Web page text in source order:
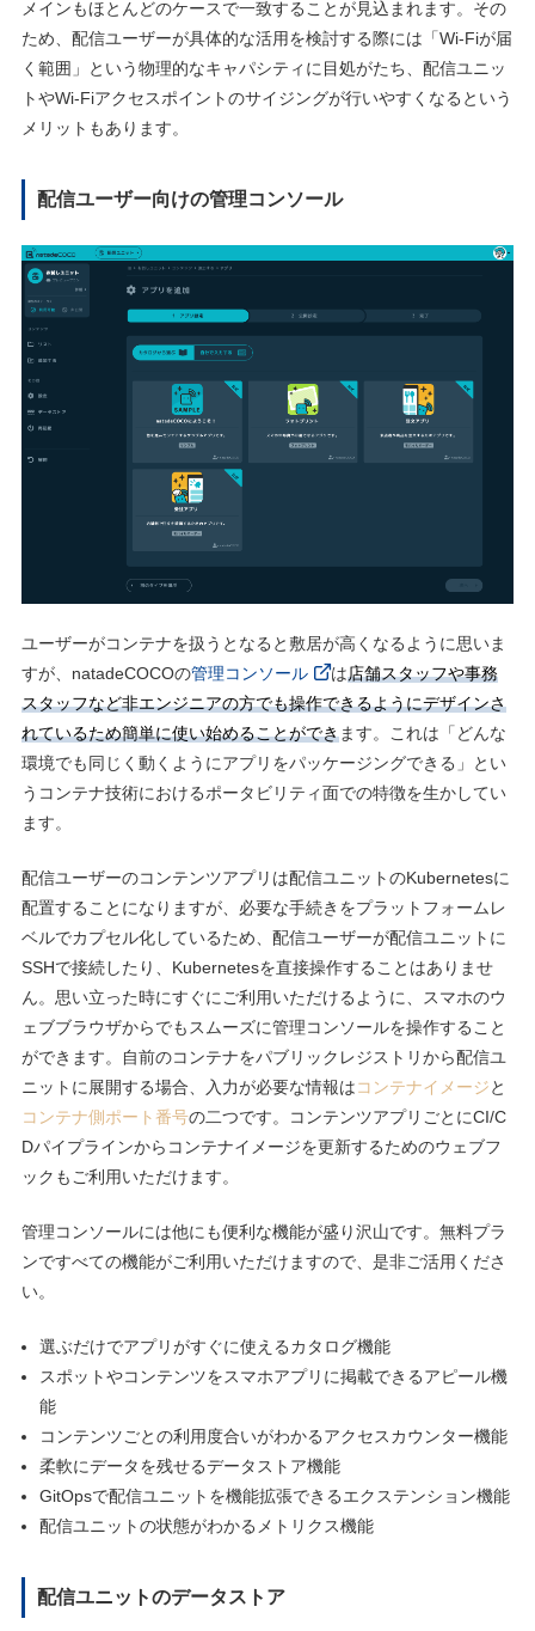
メインもほとんどのケースで⼀致することが⾒込まれます。その
ため、配信ユーザーが具体的な活⽤を検討する際には「Wi-Fiが届
く範囲」という物理的なキャパシティに⽬処がたち、配信ユニッ
トやWi-Fiアクセスポイントのサイジングが⾏いやすくなるという
メリットもあります。
配信ユーザー向けの管理コンソール
ユーザーがコンテナを扱うとなると敷居が⾼くなるように思いま
すが、natadeCOCOの管理コンソール は店舗スタッフや事務
スタッフなど⾮エンジニアの⽅でも操作できるようにデザインさ
れているため簡単に使い始めることができます。これは「どんな
環境でも同じく動くようにアプリをパッケージングできる」とい
うコンテナ技術におけるポータビリティ⾯での特徴を⽣かしてい
ます。
配信ユーザーのコンテンツアプリは配信ユニットのKubernetesに
配置することになりますが、必要な⼿続きをプラットフォームレ
ベルでカプセル化しているため、配信ユーザーが配信ユニットに
SSHで接続したり、Kubernetesを直接操作することはありませ
ん。思い⽴った時にすぐにご利⽤いただけるように、スマホのウ
ェブブラウザからでもスムーズに管理コンソールを操作すること
ができます。⾃前のコンテナをパブリックレジストリから配信ユ
ニットに展開する場合、⼊⼒が必要な情報はコンテナイメージと
コンテナ側ポート番号の⼆つです。コンテンツアプリごとにCI/C
Dパイプラインからコンテナイメージを更新するためのウェブフ
ックもご利⽤いただけます。
管理コンソールには他にも便利な機能が盛り沢⼭です。無料プラ
ンですべての機能がご利⽤いただけますので、是⾮ご活⽤くださ
い。
選ぶだけでアプリがすぐに使えるカタログ機能
スポットやコンテンツをスマホアプリに掲載できるアピール機
能
コンテンツごとの利⽤度合いがわかるアクセスカウンター機能
柔軟にデータを残せるデータストア機能
GitOpsで配信ユニットを機能拡張できるエクステンション機能
配信ユニットの状態がわかるメトリクス機能
配信ユニットのデータストア